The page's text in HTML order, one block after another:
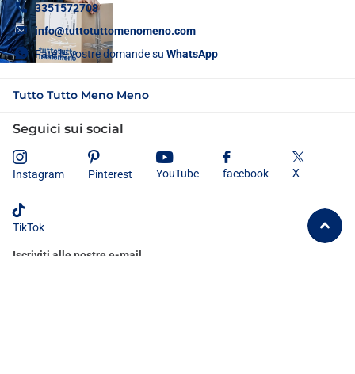
3351572708
info@tuttotuttomenomeno.com
Fate le vostre domande su WhatsApp
Tutto Tutto Meno Meno
Seguici sui social
Instagram Pinterest YouTube facebook X
TikTok
Iscriviti alle nostre e-mail